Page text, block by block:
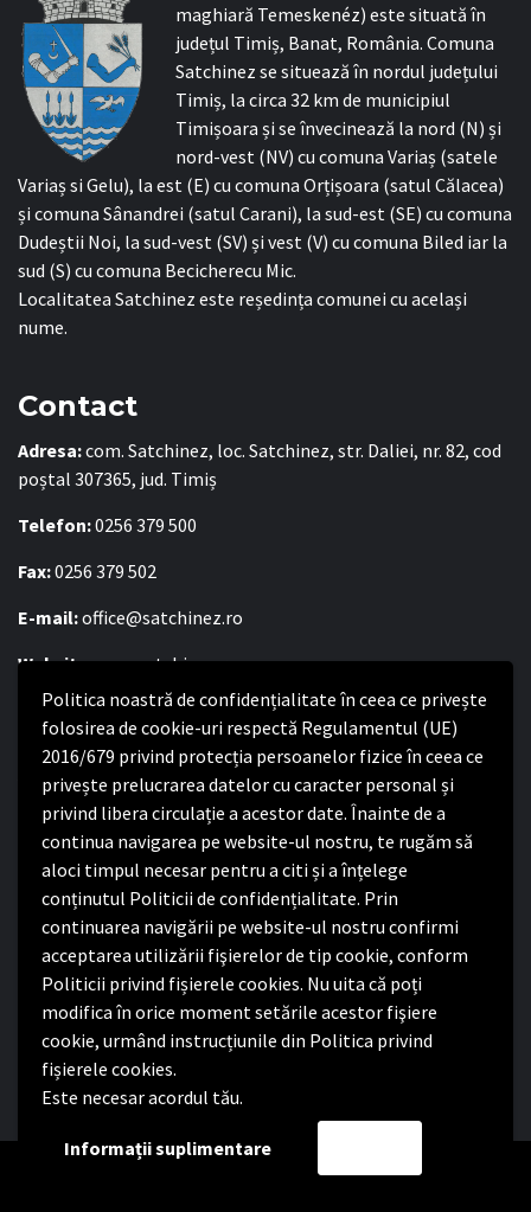
Politica noastră de confidențialitate în ceea ce privește
folosirea de cookie-uri respectă Regulamentul (UE)
2016/679 privind protecția persoanelor fizice în ceea ce
privește prelucrarea datelor cu caracter personal și
privind libera circulație a acestor date. Înainte de a
continua navigarea pe website-ul nostru, te rugăm să
aloci timpul necesar pentru a citi și a înțelege
conținutul Politicii de confidențialitate. Prin
continuarea navigării pe website-ul nostru confirmi
acceptarea utilizării fişierelor de tip cookie, conform
Politicii privind fișierele cookies. Nu uita că poți
modifica în orice moment setările acestor fişiere
cookie, urmând instrucțiunile din Politica privind
fișierele cookies.
Este necesar acordul tău.
Informații suplimentare
maghiară Temeskenéz) este situată în
județul Timiș, Banat, România. Comuna
Satchinez se situează în nordul județului
Timiș, la circa 32 km de municipiul
Timișoara și se învecinează la nord (N) și
nord-vest (NV) cu comuna Variaș (satele
Variaș si Gelu), la est (E) cu comuna Orțișoara (satul Călacea)
și comuna Sânandrei (satul Carani), la sud-est (SE) cu comuna
Dudeștii Noi, la sud-vest (SV) și vest (V) cu comuna Biled iar la
sud (S) cu comuna Becicherecu Mic.
Localitatea Satchinez este reședința comunei cu același
nume.
Contact
Adresa:com. Satchinez, loc. Satchinez, str. Daliei, nr. 82, cod
poștal 307365, jud. Timiș
Telefon:0256 379 500
Fax:0256 379 502
E-mail:office@satchinez.ro
Website:www.satchinez.ro
Program cu publicul:
Luni – Joi:8:00-16:30
Vineri:8:00 – 14:00
Politica de confidențialitate
Politica de confidențialitate
Nota de informare privind implementarea Regulamentului
(UE) 2016/679
Termeni și condiții de utilizare website
Copyright Primăria Comunei Satchinez